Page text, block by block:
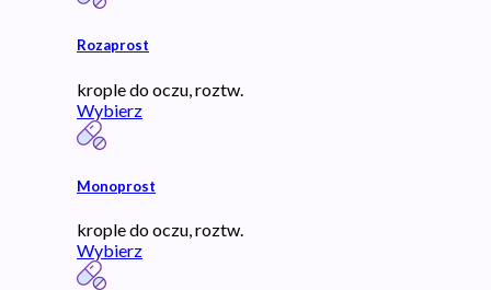
Rozaprost
krople do oczu, roztw.
Wybierz
Monoprost
krople do oczu, roztw.
Wybierz